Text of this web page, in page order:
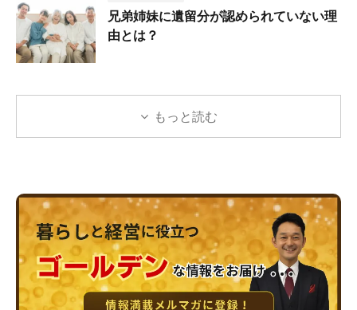
兄弟姉妹に遺留分が認められていない理
由とは？
もっと読む